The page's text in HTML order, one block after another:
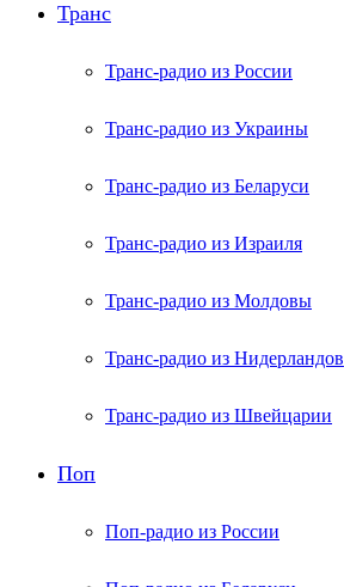
Транс
Транс-радио из России
Транс-радио из Украины
Транс-радио из Беларуси
Транс-радио из Израиля
Транс-радио из Молдовы
Транс-радио из Нидерландов
Транс-радио из Швейцарии
Поп
Поп-радио из России